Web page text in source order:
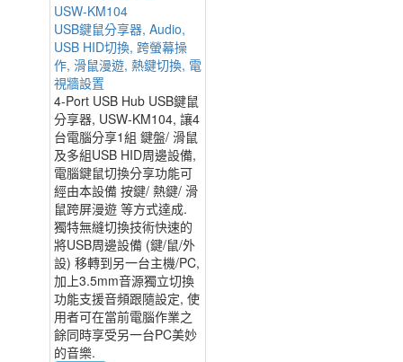
USW-KM104
USB鍵鼠分享器, Audio,
USB HID切換, 跨螢幕操
作, 滑鼠漫遊, 熱鍵切換, 電
視牆設置
4-Port USB Hub USB鍵鼠
分享器, USW-KM104, 讓4
台電腦分享1組 鍵盤/ 滑鼠
及多組USB HID周邊設備,
電腦鍵鼠切換分享功能可
經由本設備 按鍵/ 熱鍵/ 滑
鼠跨屏漫遊 等方式達成.
獨特無縫切換技術快速的
將USB周邊設備 (鍵/鼠/外
設) 移轉到另一台主機/PC,
加上3.5mm音源獨立切換
功能支援音頻跟隨設定, 使
用者可在當前電腦作業之
餘同時享受另一台PC美妙
的音樂.